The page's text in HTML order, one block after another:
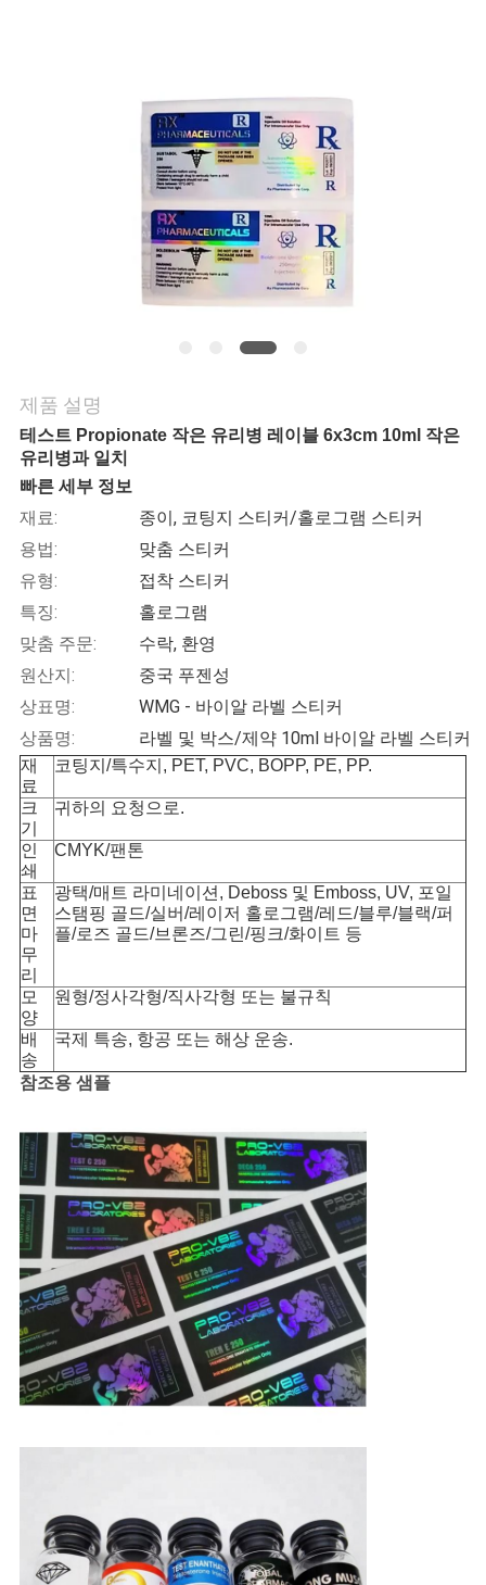
뉴
스
경
우
사
이
트
맵
PRIVACY
POLICY
제품 설명
테스트 Propionate 작은 유리병 레이블 6x3cm 10ml 작은
유리병과 일치
빠른 세부 정보
재료:
종이, 코팅지 스티커/홀로그램 스티커
용법:
맞춤 스티커
유형:
접착 스티커
특징:
홀로그램
맞춤 주문:
수락, 환영
원산지:
중국 푸젠성
상표명:
WMG - 바이알 라벨 스티커
상품명:
라벨 및 박스/제약 10ml 바이알 라벨 스티커
재
료
코팅지/특수지, PET, PVC, BOPP, PE, PP.
크
기
귀하의 요청으로.
인
쇄
CMYK/팬톤
표
면
마
무
리
광택/매트 라미네이션, Deboss 및 Emboss, UV, 포일
스탬핑 골드/실버/레이저 홀로그램/레드/블루/블랙/퍼
플/로즈 골드/브론즈/그린/핑크/화이트 등
모
양
원형/정사각형/직사각형 또는 불규칙
배
송
국제 특송, 항공 또는 해상 운송.
참조용 샘플